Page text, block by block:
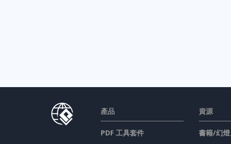
翻頁書本
圖表工具
設計/圖表
討論區